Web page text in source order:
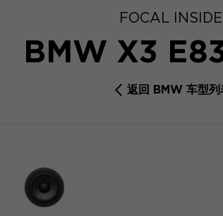
FOCAL INSIDE
BMW X3
返回 BMW 车型列